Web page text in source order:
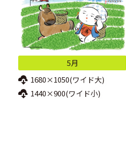
5月
1680×1050(ワイド大)
1440×900(ワイド小)